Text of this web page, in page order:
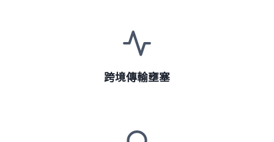
跨境傳輸壅塞